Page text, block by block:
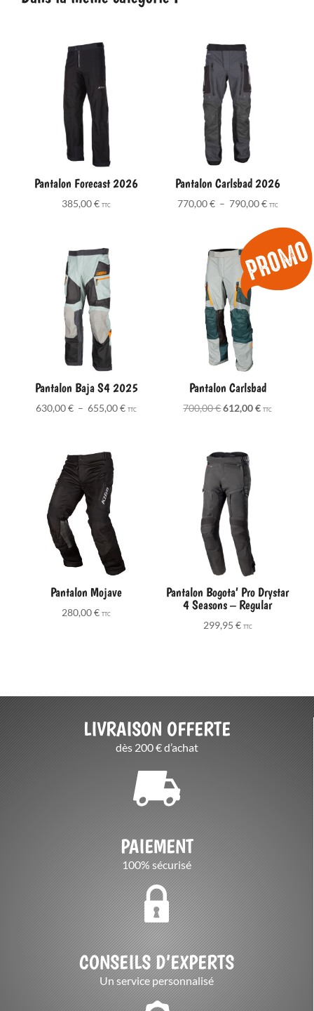
Pantalon Forecast 2026
385,00€ TTC
Pantalon Carlsbad 2026
770,00€ – 790,00€Plage
prix :
770,00 €
à
790,00 €
TTC
Pantalon Baja S4 2025
630,00€ – 655,00€Plage
TTC
Pantalon Carlsbad
700,00€Le
était :
700,00 €.
612,00€Le
TTC
Pantalon Mojave
280,00€ TTC
Pantalon Bogota’ Pro Drystar
4 Seasons – Regular
299,95 € TTC
LIVRAISON OFFERTE
dès 200 € d’achat
PAIEMENT
100% sécurisé
CONSEILS D’EXPERTS
Un service personnalisé